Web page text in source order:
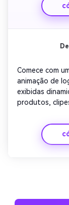
com uma
Comece com
animação de
exibidas
produtos,
enfatizar o
mas
de marca e